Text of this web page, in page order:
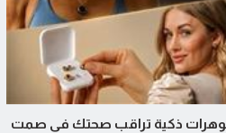
مجوهرات ذكية تراقب صحتك في صمت